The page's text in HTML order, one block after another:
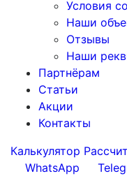
Условия
Наши
Отзывы
Наши
Партнёрам
Статьи
Акции
Контакты
Калькулятор
WhatsApp